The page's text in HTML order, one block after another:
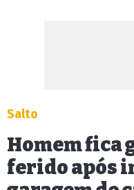
Salto
Homem fica
ferido após